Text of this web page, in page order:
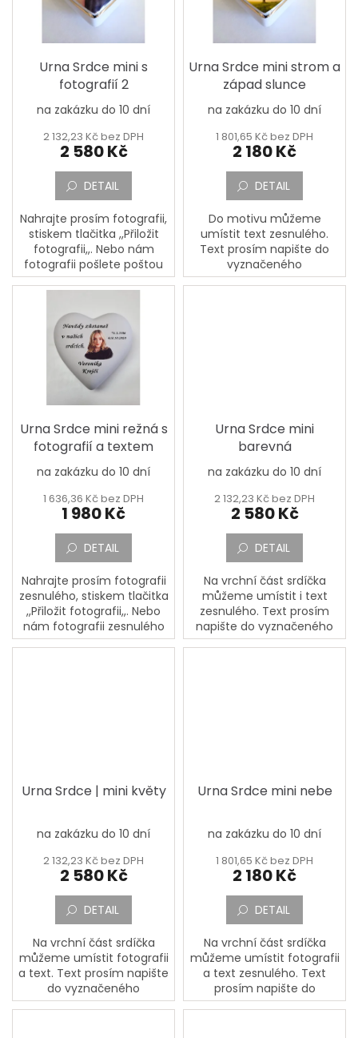
Urna Srdce mini s
fotografií 2
na zakázku do 10 dní
2 132,23 Kč bez DPH
2 580 Kč
DETAIL
Nahrajte prosím fotografii,
stiskem tlačitka ,,Přiložit
fotografii,,. Nebo nám
fotografii pošlete poštou
na adresu: PORCELÁNOVÁ
MANUFAKTURA, Mostecká
133, 362 63 Dalovice. K...
Urna Srdce mini strom a
západ slunce
na zakázku do 10 dní
1 801,65 Kč bez DPH
2 180 Kč
DETAIL
Do motivu můžeme
umístit text zesnulého.
Text prosím napište do
vyznačeného
okénka,,Jméno, Příjmení,
Urna Srdce mini režná s
fotografií a textem
na zakázku do 10 dní
1 636,36 Kč bez DPH
1 980 Kč
DETAIL
Nahrajte prosím fotografii
zesnulého, stiskem tlačitka
,,Přiložit fotografii,,. Nebo
nám fotografii zesnulého
pošlete poštou na adresu:
Urna Srdce mini
barevná
na zakázku do 10 dní
2 132,23 Kč bez DPH
2 580 Kč
DETAIL
Na vrchní část srdíčka
můžeme umístit i text
zesnulého. Text prosím
napište do vyznačeného
okénka,,Jméno, Příjmení,
Urna Srdce | mini květy
na zakázku do 10 dní
2 132,23 Kč bez DPH
2 580 Kč
DETAIL
Na vrchní část srdíčka
můžeme umístit fotografii
a text. Text prosím napište
do vyznačeného
okénka,,Jméno, Příjmení,
Urna Srdce mini nebe
Průměrné
produktu
hvězdiček.
na zakázku do 10 dní
1 801,65 Kč bez DPH
2 180 Kč
DETAIL
Na vrchní část srdíčka
můžeme umístit fotografii
a text zesnulého. Text
prosím napište do
vyznačeného